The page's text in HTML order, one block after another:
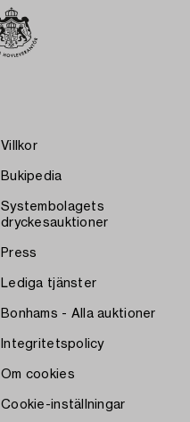
Villkor
Bukipedia
Systembolagets
dryckesauktioner
Press
Lediga tjänster
Bonhams - Alla auktioner
Integritetspolicy
Om cookies
Cookie-inställningar